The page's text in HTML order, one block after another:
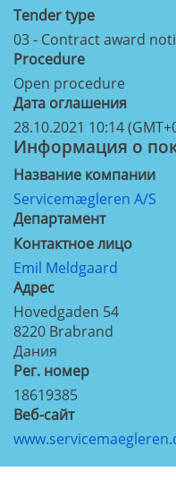
Tender type
03 - Contract award
Procedure
Open procedure
Дата оглашения
28.10.2021 10:14
Информация о
Название компании
Servicemægleren A/S
Департамент
Контактное лицо
Emil Meldgaard
Aдрес
Hovedgaden 54
8220 Brabrand
Дания
Рег. номер
18619385
Веб-сайт